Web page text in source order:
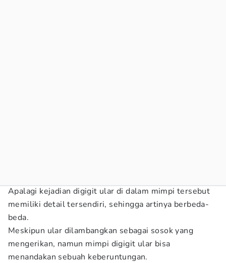
Apalagi kejadian digigit ular di dalam mimpi tersebut
memiliki detail tersendiri, sehingga artinya berbeda-
beda.
Meskipun ular dilambangkan sebagai sosok yang
mengerikan, namun mimpi digigit ular bisa
menandakan sebuah keberuntungan.